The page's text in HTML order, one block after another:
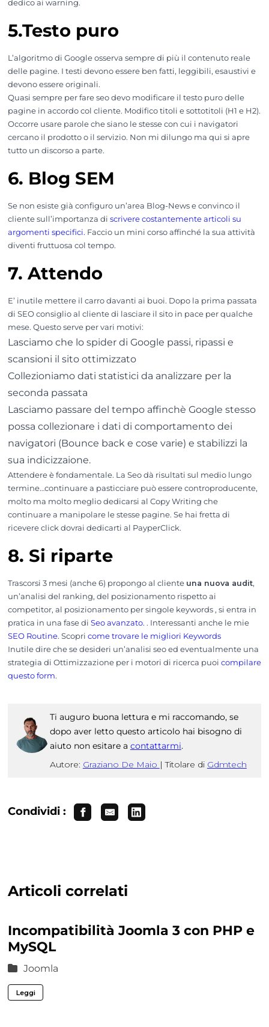
dedico ai warning.
5.Testo puro
L’algoritmo di Google osserva sempre di più il contenuto reale
delle pagine. I testi devono essere ben fatti, leggibili, esaustivi e
devono essere originali.
Quasi sempre per fare seo devo modificare il testo puro delle
pagine in accordo col cliente. Modifico titoli e sottotitoli (H1 e H2).
Occorre usare parole che siano le stesse con cui i navigatori
cercano il prodotto o il servizio. Non mi dilungo ma qui si apre
tutto un discorso a parte.
6. Blog SEM
Se non esiste già configuro un’area Blog-News e convinco il
cliente sull’importanza di scrivere costantemente articoli su
argomenti specifici. Faccio un mini corso affinché la sua attività
diventi fruttuosa col tempo.
7. Attendo
E’ inutile mettere il carro davanti ai buoi. Dopo la prima passata
di SEO consiglio al cliente di lasciare il sito in pace per qualche
mese. Questo serve per vari motivi:
Lasciamo che lo spider di Google passi, ripassi e
scansioni il sito ottimizzato
Collezioniamo dati statistici da analizzare per la
seconda passata
Lasciamo passare del tempo affinchè Google stesso
possa collezionare i dati di comportamento dei
navigatori (Bounce back e cose varie) e stabilizzi la
sua indicizzaione.
Attendere è fondamentale. La Seo dà risultati sul medio lungo
termine…continuare a pasticciare può essere controproducente,
molto ma molto meglio dedicarsi al Copy Writing che
continuare a manipolare le stesse pagine. Se hai fretta di
ricevere click dovrai dedicarti al PayperClick.
8. Si riparte
Trascorsi 3 mesi (anche 6) propongo al cliente una nuova audit,
un’analisi del ranking, del posizionamento rispetto ai
competitor, al posizionamento per singole keywords , si entra in
pratica in una fase di Seo avanzato. . Interessanti anche le mie
SEO Routine. Scopri come trovare le migliori Keywords
Inutile dire che se desideri un’analisi seo ed eventualmente una
strategia di Ottimizzazione per i motori di ricerca puoi compilare
questo form.
Ti auguro buona lettura e mi raccomando, se
dopo aver letto questo articolo hai bisogno di
aiuto non esitare a contattarmi.
Autore: Graziano De Maio | Titolare di Gdmtech
Condividi :
Articoli correlati
Incompatibilità Joomla 3 con PHP e
MySQL
Joomla
Leggi